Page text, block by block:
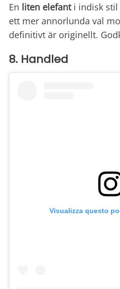
En liten elefanti indisk stil
ett mer annorlunda val
definitivt är originellt.
8. Handled
Visualizza questo